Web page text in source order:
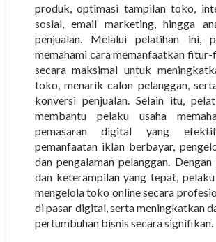
produk, optimasi tampilan toko,
sosial, email marketing, hingga
penjualan. Melalui pelatihan ini,
memahami cara memanfaatkan
secara maksimal untuk
toko, menarik calon pelanggan,
konversi penjualan. Selain itu,
membantu pelaku usaha
pemasaran digital yang
pemanfaatan iklan berbayar,
dan pengalaman pelanggan. Dengan
dan keterampilan yang tepat,
mengelola toko online secara
di pasar digital, serta meningkatkan
pertumbuhan bisnis secara signifikan.